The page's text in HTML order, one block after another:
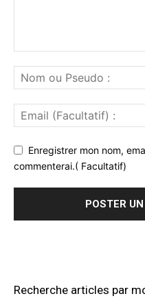
Enregistrer mon nom,
commenterai.( Facultatif)
Recherche articles par